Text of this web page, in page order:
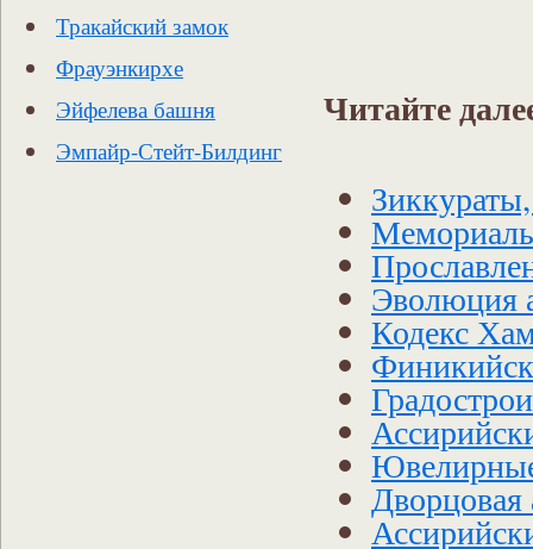
Тракайский замок
Фрауэнкирхе
Эйфелева башня
Эмпайр-Стейт-Билдинг
Читайте
Эволюция
Кодекс
Дворцовая